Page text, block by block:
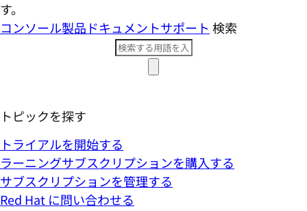
す。
コンソール製品ドキュメントサポート 検索
トピックを探す
トライアルを開始する
ラーニングサブスクリプションを購入する
サブスクリプションを管理する
Red Hat に問い合わせる